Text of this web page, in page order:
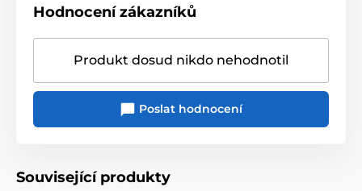
Hodnocení zákazníků
Produkt dosud nikdo nehodnotil
Poslat hodnocení
Související produkty